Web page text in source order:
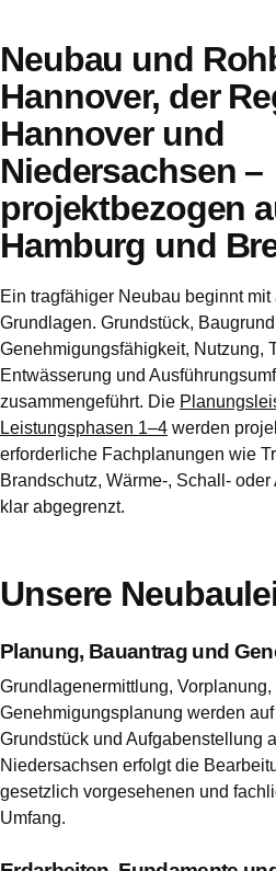
Neubau und
Hannover, der
Hannover und
Niedersachsen –
projektbezogen
Hamburg und
Ein tragfähiger Neubau beginnt mit
Grundlagen. Grundstück,
Genehmigungsfähigkeit, Nutzung,
Entwässerung und
zusammengeführt. Die
Leistungsphasen 1–4 werden
erforderliche Fachplanungen wie
Brandschutz, Wärme-, Schall-
klar abgegrenzt.
Unsere
Planung, Bauantrag und
Grundlagenermittlung,
Genehmigungsplanung werden
Grundstück und Aufgabenstellung
Niedersachsen erfolgt die
gesetzlich vorgesehenen und
Umfang.